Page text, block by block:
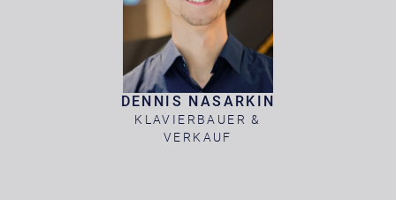
DENNIS NASARKIN
KLAVIERBAUER &
VERKAUF